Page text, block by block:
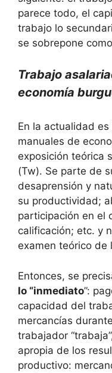
parece todo, el
trabajo lo
se sobrepone
Trabajo
economía
En la actualidad
manuales de
exposición teórica
(Tw). Se parte de
desaprensión y
su productividad;
participación en el
calificación; etc. y
examen teórico de
Entonces, se
lo “inmediato”:
capacidad del
mercancías
trabajador
apropia de los
productivo: